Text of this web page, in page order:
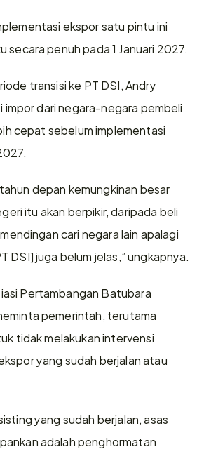
ekspor satu pintu ini
penuh pada 1 Januari 2027.
transisi ke PT DSI, Andry
impor dari negara-negara pembeli
cepat sebelum implementasi
depan kemungkinan besar
itu akan berpikir, daripada beli
cari negara lain apalagi
DSI] juga belum jelas,” ungkapnya.
Pertambangan Batubara
pemerintah, terutama
tidak melakukan intervensi
yang sudah berjalan atau
yang sudah berjalan, asas
adalah penghormatan